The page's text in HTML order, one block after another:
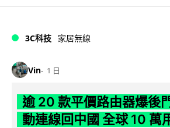
3C科技 家居無線
Vin 1 日
逾 20 款平價路由器爆後
動連線回中國 全球 10 萬